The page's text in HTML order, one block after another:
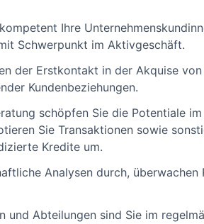
Ihre
Schwerpunkt im Aktivgeschäft.
der Erstkontakt in der Akquise
Kundenbeziehungen.
schöpfen Sie die Potentiale
Sie Transaktionen sowie
Kredite um.
Analysen durch,
und Abteilungen sind Sie im